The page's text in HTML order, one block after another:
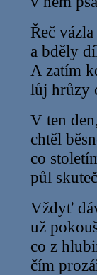
Řeč
a bděly
A zatím
lůj hrůzy
V ten
chtěl
co
půl
Vždyť
už
co z
čím